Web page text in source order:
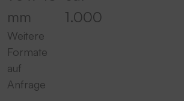
mm
1.000
Weitere
Formate
auf
Anfrage